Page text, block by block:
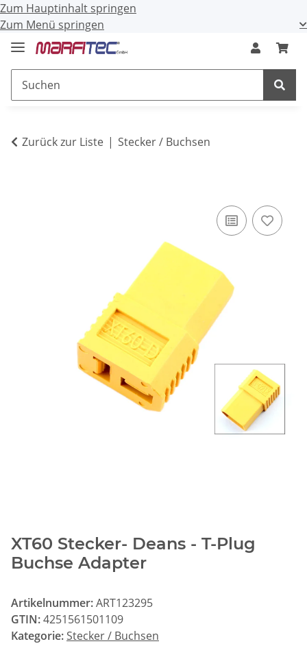
Zum Hauptinhalt springen
Zum Menü springen
Zurück zur Liste Stecker / Buchsen
XT60 Stecker- Deans - T-Plug
Buchse Adapter
Artikelnummer:ART123295
GTIN:4251561501109
Kategorie: Stecker / Buchsen